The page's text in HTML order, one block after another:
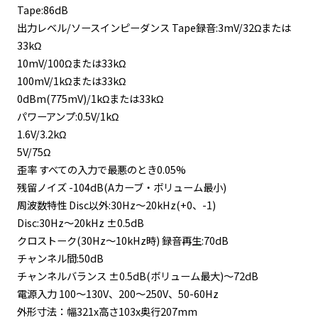
Tape:86dB
出力レベル/ソースインピーダンス Tape録音:3mV/32Ωまたは
33kΩ
10mV/100Ωまたは33kΩ
100mV/1kΩまたは33kΩ
0dBm(775mV)/1kΩまたは33kΩ
パワーアンプ:0.5V/1kΩ
1.6V/3.2kΩ
5V/75Ω
歪率 すべての入力で最悪のとき0.05%
残留ノイズ -104dB(Aカーブ・ボリューム最小)
周波数特性 Disc以外:30Hz～20kHz(+0、-1)
Disc:30Hz～20kHz ±0.5dB
クロストーク(30Hz～10kHz時) 録音再生:70dB
チャンネル間:50dB
チャンネルバランス ±0.5dB(ボリューム最大)～72dB
電源入力 100～130V、200～250V、50-60Hz
外形寸法：幅321x高さ103x奥行207mm